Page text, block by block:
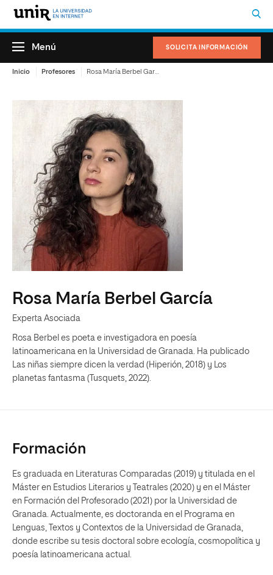
SOLICITA INFORMACIÓN
Menú
Inicio Profesores
Rosa María Berbel García
Experta Asociada
Rosa Berbel es poeta e investigadora en poesía
latinoamericana en la Universidad de Granada. Ha publicado
Las niñas siempre dicen la verdad (Hiperión, 2018) y Los
planetas fantasma (Tusquets, 2022).
Formación
Es graduada en Literaturas Comparadas (2019) y titulada en el
Máster en Estudios Literarios y Teatrales (2020) y en el Máster
en Formación del Profesorado (2021) por la Universidad de
Granada. Actualmente, es doctoranda en el Programa en
Lenguas, Textos y Contextos de la Universidad de Granada,
donde escribe su tesis doctoral sobre ecología, cosmopolítica y
poesía latinoamericana actual.